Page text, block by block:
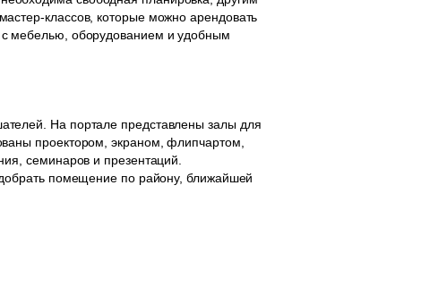
классов, которые можно арендовать
мебелью, оборудованием и удобным
На портале представлены залы для
проектором, экраном, флипчартом,
семинаров и презентаций.
помещение по району, ближайшей